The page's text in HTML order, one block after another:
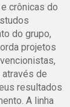
crônicas do
do grupo,
projetos
de
resultados
A linha